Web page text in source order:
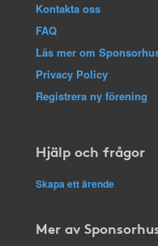
Kontakta oss
FAQ
Läs mer om
Privacy Policy
Registrera ny förening
Hjälp och frågor
Skapa ett ärende
Mer av